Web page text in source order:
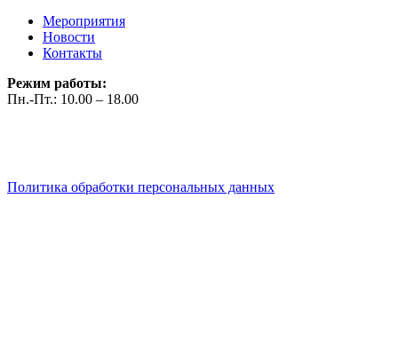
Мероприятия
Новости
Контакты
Режим работы:
Пн.-Пт.: 10.00 – 18.00
Политика обработки персональных данных